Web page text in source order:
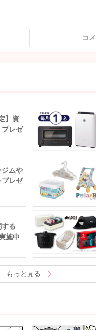
コ
】資
プレゼ
ジムや
プレゼ
する
施中
もっと見る